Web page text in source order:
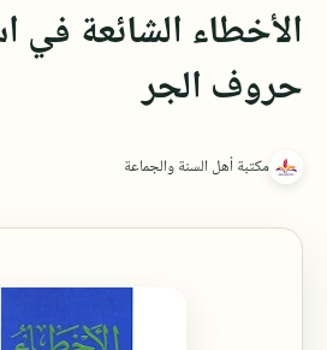
الأخطاء الشائعة في
حروف الجر